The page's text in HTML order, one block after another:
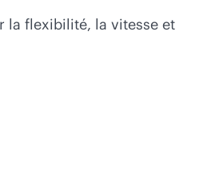
la flexibilité, la vitesse et